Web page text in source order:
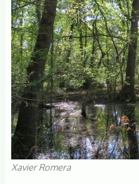
Xavier Romera